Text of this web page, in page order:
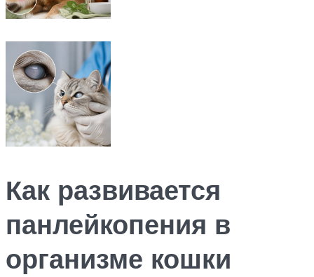
Как развивается
панлейкопения в
организме кошки